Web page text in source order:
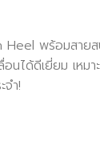
พร้อมสายส
นได้ดีเยี่ยม เหม
จำ!